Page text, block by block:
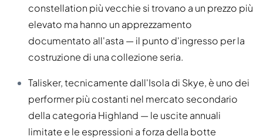
constellation più vecchie si trovano a un prezzo più
elevato ma hanno un apprezzamento
documentato all'asta — il punto d'ingresso per la
costruzione di una collezione seria.
Talisker, tecnicamente dall'Isola di Skye, è uno dei
performer più costanti nel mercato secondario
della categoria Highland — le uscite annuali
limitate e le espressioni a forza della botte